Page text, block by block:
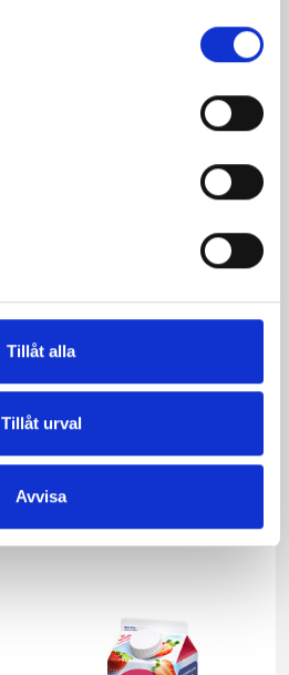
Tillåt alla
Tillåt urval
Avvisa
Mellanmjölkdrycken
Mellanmjölk